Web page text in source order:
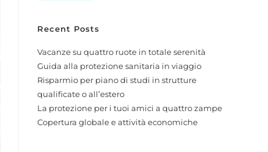
Recent Posts
Vacanze su quattro ruote in totale serenità
Guida alla protezione sanitaria in viaggio
Risparmio per piano di studi in strutture
qualificate o all’estero
La protezione per i tuoi amici a quattro zampe
Copertura globale e attività economiche